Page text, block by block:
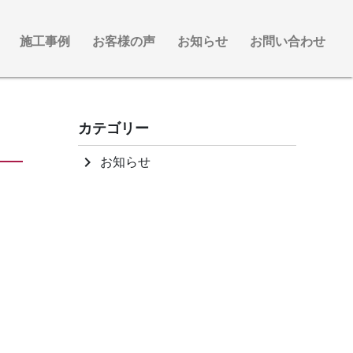
施工事例 お客様の声 お知らせ お問い合わせ
カテゴリー
keyboard_arrow_right お知らせ